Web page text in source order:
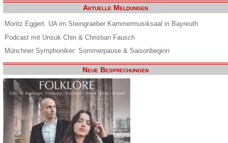
Aktuelle Meldungen
Moritz Eggert. UA im Steingraeber Kammermusiksaal in Bayreuth
Podcast mit Unsuk Chin & Christian Fausch
Münchner Symphoniker: Sommerpause & Saisonbeginn
Neue Besprechungen